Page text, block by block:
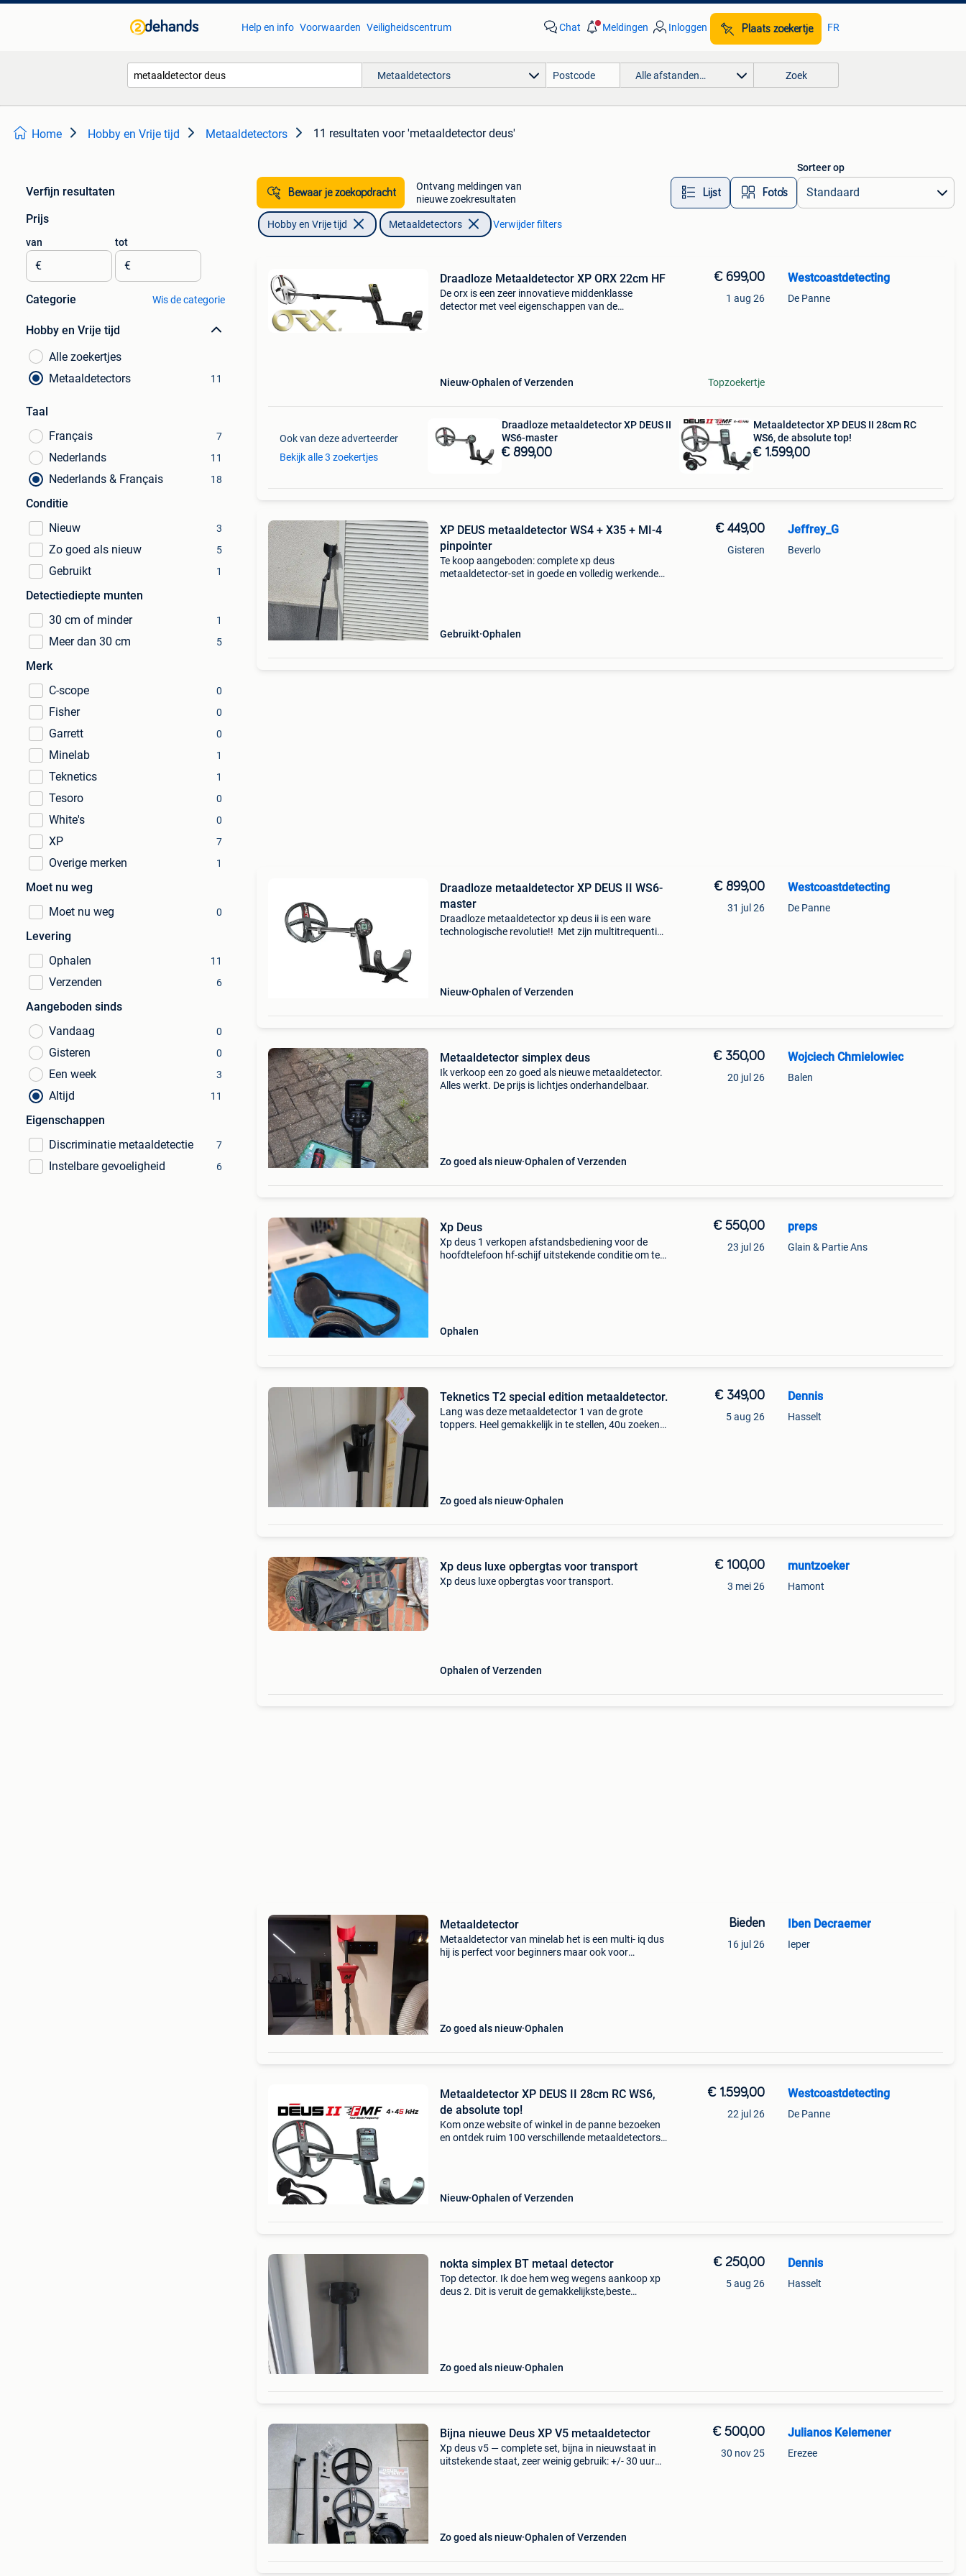
Help en info Voorwaarden Veiligheidscentrum Chat Meldingen Inloggen Plaats zoekertje FR
Metaaldetectors Alle afstanden… Zoek
Home Hobby en Vrije tijd Metaaldetectors 11 resultaten voor 'metaaldetector deus'
Verfijn resultaten
Prijs
van
€
tot
€
Categorie Wis de categorie
Hobby en Vrije tijd
Alle zoekertjes
Metaaldetectors
11
Taal
Français
7
Nederlands 11
Nederlands & Français 18
Conditie
Nieuw
3
Zo goed als nieuw 5
Gebruikt 1
Detectiediepte munten
30 cm of minder
1
Meer dan 30 cm 5
Merk
C-scope
0
Fisher 0
Garrett 0
Minelab 1
Teknetics 1
Tesoro 0
White's 0
XP 7
Overige merken 1
Moet nu weg
Moet nu weg
0
Levering
Ophalen
11
Verzenden 6
Aangeboden sinds
Vandaag
0
Gisteren 0
Een week 3
Altijd 11
Eigenschappen
Discriminatie metaaldetectie
7
Instelbare gevoeligheid 6
Bewaar je zoekopdracht
Ontvang meldingen van
nieuwe zoekresultaten
Lijst Foto’s
Sorteer op
Hobby en Vrije tijd Metaaldetectors Verwijder filters
Draadloze Metaaldetector XP ORX 22cm HF
De orx is een zeer innovatieve middenklasse
detector met veel eigenschappen van de
Nieuw Ophalen of Verzenden
€ 699,00
1 aug 26
Topzoekertje
Westcoastdetecting
De Panne
Ook van deze adverteerder
Bekijk alle 3 zoekertjes
Draadloze metaaldetector XP DEUS II
WS6-master
€ 899,00
Metaaldetector XP DEUS II 28cm RC
WS6, de absolute top!
€ 1.599,00
XP DEUS metaaldetector WS4 + X35 + MI-4
pinpointer
Te koop aangeboden: complete xp deus
metaaldetector-set in goede en volledig werkende
Gebruikt Ophalen
€ 449,00
Gisteren
Jeffrey_G
Beverlo
Draadloze metaaldetector XP DEUS II WS6-
master
Draadloze metaaldetector xp deus ii is een ware
technologische revolutie!! Met zijn multitrequentie
Nieuw Ophalen of Verzenden
€ 899,00
31 jul 26
Westcoastdetecting
De Panne
Metaaldetector simplex deus
Ik verkoop een zo goed als nieuwe metaaldetector.
Alles werkt. De prijs is lichtjes onderhandelbaar.
Zo goed als nieuw Ophalen of Verzenden
€ 350,00
20 jul 26
Wojciech Chmielowiec
Balen
Xp Deus
Xp deus 1 verkopen afstandsbediening voor de
hoofdtelefoon hf-schijf uitstekende conditie om te
Ophalen
€ 550,00
23 jul 26
preps
Glain & Partie Ans
Teknetics T2 special edition metaaldetector.
Lang was deze metaaldetector 1 van de grote
toppers. Heel gemakkelijk in te stellen, 40u zoeken
Zo goed als nieuw Ophalen
€ 349,00
5 aug 26
Dennis
Hasselt
Xp deus luxe opbergtas voor transport
Xp deus luxe opbergtas voor transport.
Ophalen of Verzenden
€ 100,00
3 mei 26
muntzoeker
Hamont
Metaaldetector
Metaaldetector van minelab het is een multi- iq dus
hij is perfect voor beginners maar ook voor
Zo goed als nieuw Ophalen
Bieden
16 jul 26
Iben Decraemer
Ieper
Metaaldetector XP DEUS II 28cm RC WS6,
de absolute top!
Kom onze website of winkel in de panne bezoeken
en ontdek ruim 100 verschillende metaaldetectors
Nieuw Ophalen of Verzenden
€ 1.599,00
22 jul 26
Westcoastdetecting
De Panne
nokta simplex BT metaal detector
Top detector. Ik doe hem weg wegens aankoop xp
deus 2. Dit is veruit de gemakkelijkste,beste
Zo goed als nieuw Ophalen
€ 250,00
5 aug 26
Dennis
Hasselt
Bijna nieuwe Deus XP V5 metaaldetector
Xp deus v5 — complete set, bijna in nieuwstaat in
uitstekende staat, zeer weinig gebruik: +/- 30 uur
Zo goed als nieuw Ophalen of Verzenden
€ 500,00
30 nov 25
Julianos Kelemener
Erezee